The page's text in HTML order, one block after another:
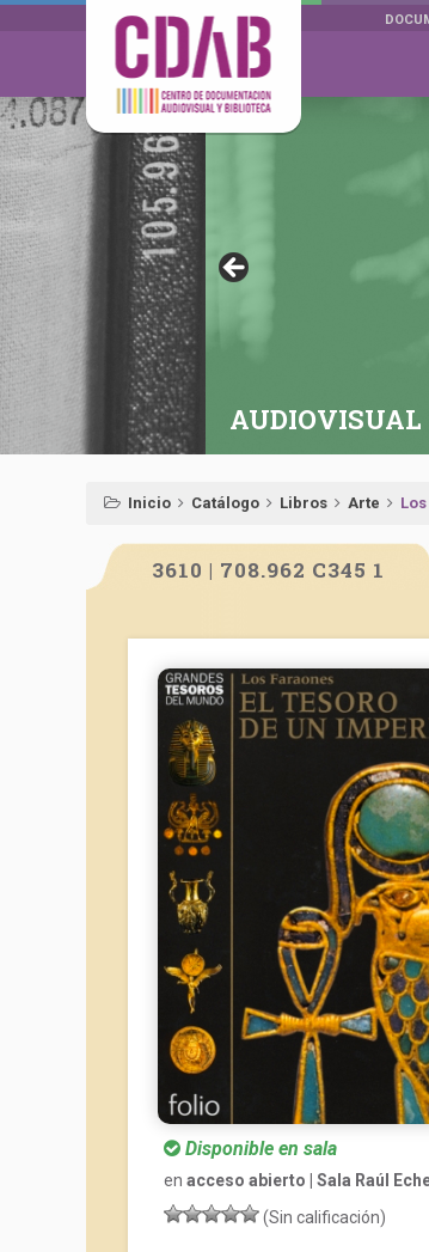
AUDIOVISUAL
Inicio Catálogo Libros Arte
3610 | 708.962 C345 1
Disponible en sala
en acceso abierto | Sala Raúl
(Sin calificación)